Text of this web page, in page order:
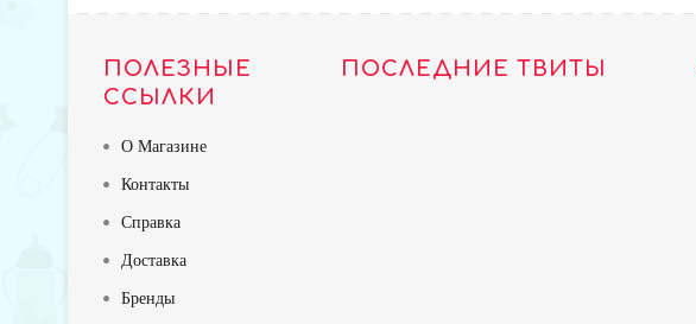
ПОЛЕЗНЫЕ
ССЫЛКИ
О Магазине
Контакты
Справка
Доставка
Бренды
ПОСЛЕДНИЕ ТВИТЫ